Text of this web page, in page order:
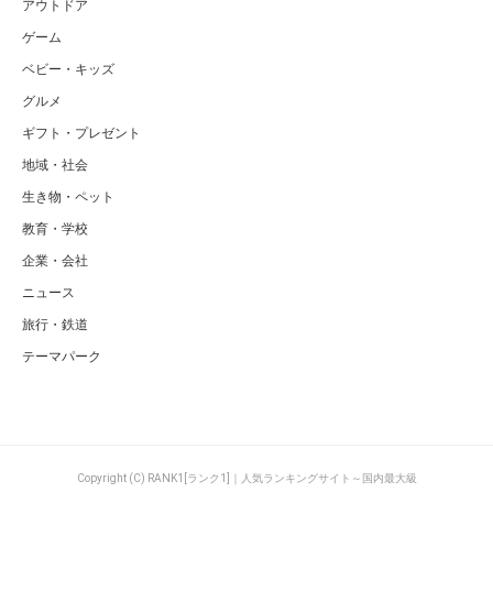
アウトドア
ゲーム
ベビー・キッズ
グルメ
ギフト・プレゼント
地域・社会
生き物・ペット
教育・学校
企業・会社
ニュース
旅行・鉄道
テーマパーク
Copyright (C) RANK1[ランク1]｜人気ランキングサイト～国内最大級